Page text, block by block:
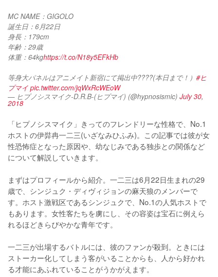
MC NAME：GIGOLO
誕生日：6月22日
身長：179cm
年齢：29歳
体重：64kghttps://t.co/N18y5EFkHb
等身大パネルはアニメイト新宿にて掲出中????(本日まで！） #ヒ
プマイ pic.twitter.com/jqWxRcWEoW
— ヒプノシスマイク-D.R.B-(ヒプマイ) (@hypnosismic) July 30,
2018
「ヒプノシスマイク」きってのフレンドリーな性格で、No.1
ホストの伊弉冉一二三(いざなみひふみ)。この記事では彼が女
性恐怖症となった原因や、幼なじみである独歩との関係など
について解説していきます。
まずはプロフィールから紹介。一二三は6月22日生まれの29
歳で、シンジュク・ディヴィジョンの麻天狼のメンバーで
す。ホスト激戦区であるシンジュクで、No.1の人気ホストで
もあります。女性客たちを虜にし、その容姿は宝石に例えら
れるほどきらびやかな青年です。
一二三が出場するバトルには、彼のファンが殺到。ときには
ストーカー化してしまう客がいることからも、人から好かれ
る才能にあふれていることがうかがえます。